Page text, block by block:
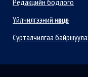
Редакцийн бодлого
Үйлчилгээний нөхцөл
Сурталчилгаа